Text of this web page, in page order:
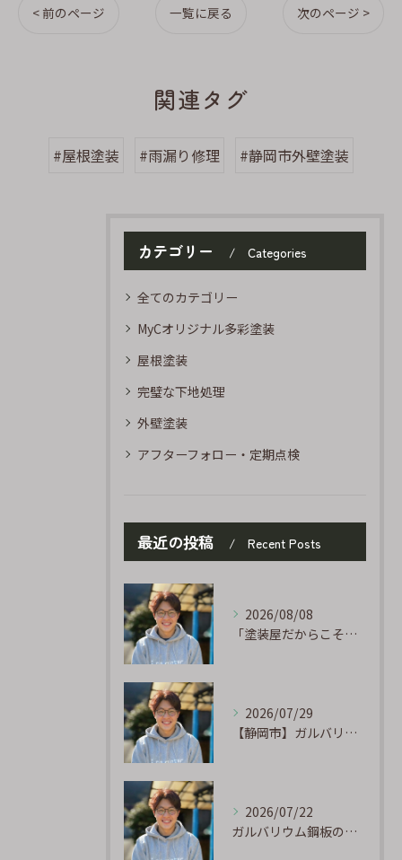
< 前のページ 一覧に戻る 次のページ >
関連タグ
#屋根塗装 #雨漏り修理 #静岡市外壁塗装
カテゴリー Categories
全てのカテゴリー
MyCオリジナル多彩塗装
屋根塗装
完璧な下地処理
外壁塗装
アフターフォロー・定期点検
最近の投稿 Recent Posts
2026/08/08
「塗装屋だからこそ分かる防水の話」〜下地処理が寿命を決める〜
2026/07/29
【静岡市】ガルバリウム外壁のサビ補修｜タッチアップ塗装の手順を職人が解説
2026/07/22
ガルバリウム鋼板の「傷」と「チョーキング」、実は深くつながっています